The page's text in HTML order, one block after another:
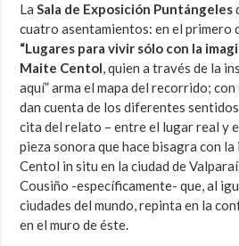
LaSala de Exposición Puntángeles
cuatro asentamientos: en el primero
“Lugares para vivir sólo con la
Maite Centol, quien a través de la
aquí” arma el mapa del recorrido;
dan cuenta de los diferentes
cita del relato – entre el lugar real y
pieza sonora que hace bisagra con
Centol in situ en la ciudad de
Cousiño -específicamente- que, al
ciudades del mundo, repinta en la
en el muro de éste.